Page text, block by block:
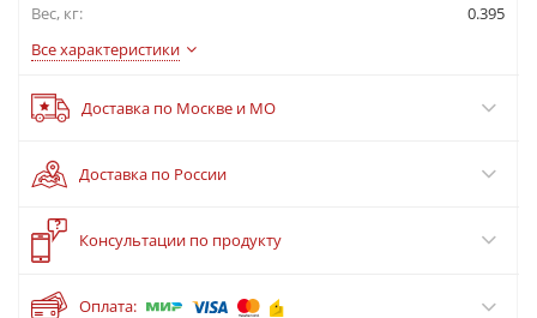
Вес, кг:
0.395
Все характеристики
Доставка по Москве и МО
?
Консультации по продукту
Доставка по России
Оплата: